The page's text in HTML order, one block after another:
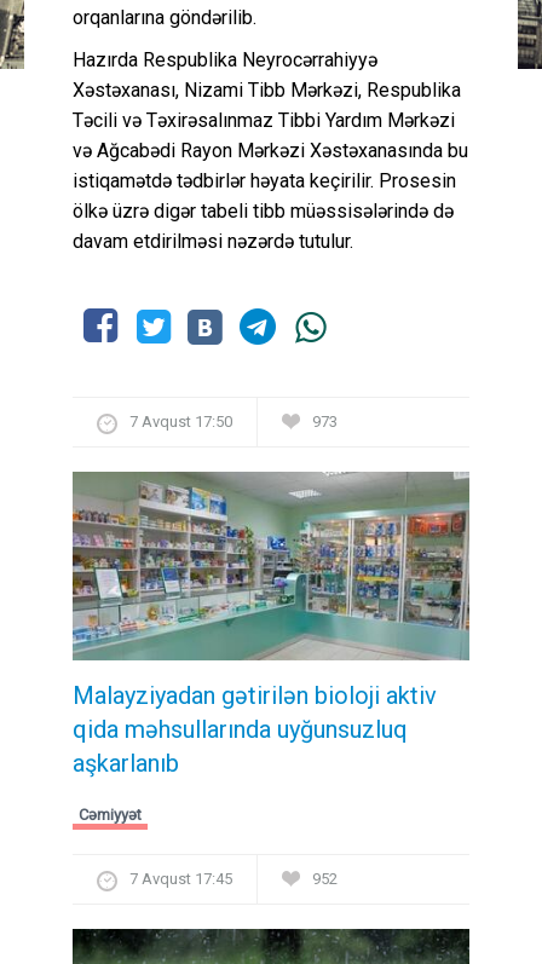
orqanlarına göndərilib.
Hazırda Respublika Neyrocərrahiyyə
Xəstəxanası, Nizami Tibb Mərkəzi, Respublika
Təcili və Təxirəsalınmaz Tibbi Yardım Mərkəzi
və Ağcabədi Rayon Mərkəzi Xəstəxanasında bu
istiqamətdə tədbirlər həyata keçirilir. Prosesin
ölkə üzrə digər tabeli tibb müəssisələrində də
davam etdirilməsi nəzərdə tutulur.
7 Avqust 17:50 973
Malayziyadan gətirilən bioloji aktiv
qida məhsullarında uyğunsuzluq
aşkarlanıb
Cəmiyyət
7 Avqust 17:45 952